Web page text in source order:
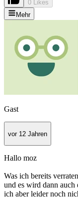
0 Likes
Mehr
Gast
vor 12 Jahren
Hallo moz
Was ich bereits
und es wird dann auch
ich aber leider noch